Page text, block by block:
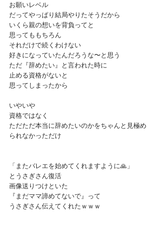
お願いレベル
だってやっぱり結局やりたそうだから
いくら親の想いを背負ってと
思ってももちろん
それだけで続くわけない
好きになっていたんだろうな〜と思う
ただ『辞めたい』と言われた時に
止める資格がないと
思ってしまったから
いやいや
資格ではなく
ただただ本当に辞めたいのかをちゃんと見極め
られなかっただけ
「またバレエを始めてくれますように🙏」
とうさぎさん復活
画像送りつけといた
『まだママ諦めてないで』って
うさぎさん伝えてくれたｗｗｗ